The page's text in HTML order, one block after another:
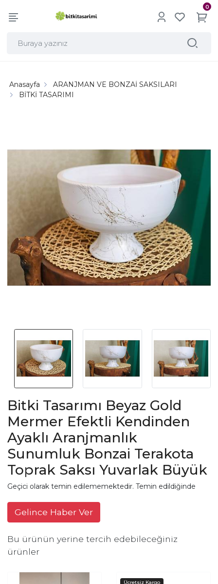
0
Anasayfa
ARANJMAN VE BONZAİ SAKSILARI
BİTKİ TASARIMI
Bitki Tasarımı Beyaz Gold
Mermer Efektli Kendinden
Ayaklı Aranjmanlık
Sunumluk Bonzai Terakota
Toprak Saksı Yuvarlak Büyük
Geçici olarak temin edilememektedir. Temin edildiğinde
Gelince Haber Ver
Bu ürünün yerine tercih edebileceğiniz
ürünler